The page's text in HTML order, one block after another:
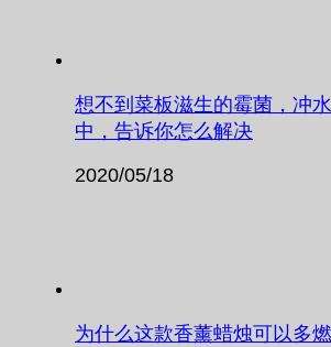
想不到菜板滋生的霉菌，冲
中，告诉你怎么解决
2020/05/18
为什么这款香薰蜡烛可以多